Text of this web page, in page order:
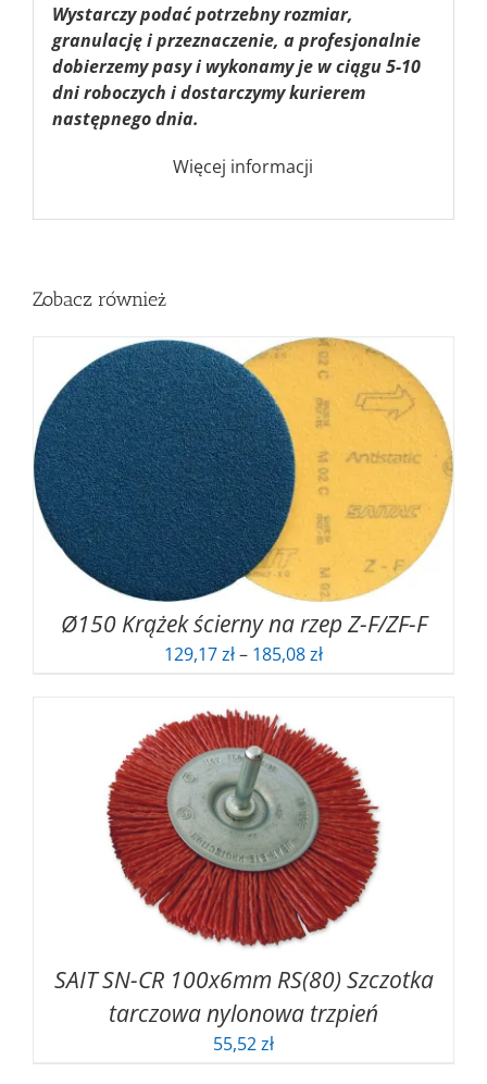
Wystarczy podać potrzebny rozmiar,
granulację i przeznaczenie, a profesjonalnie
dobierzemy pasy i wykonamy je w ciągu 5-10
dni roboczych i dostarczymy kurierem
następnego dnia.
Więcej informacji
Zobacz również
Ø150 Krążek ścierny na rzep Z-F/ZF-F
129,17zł– 185,08złZakres
do
185,08 zł
SAIT SN-CR 100x6mm RS(80) Szczotka
tarczowa nylonowa trzpień
55,52zł